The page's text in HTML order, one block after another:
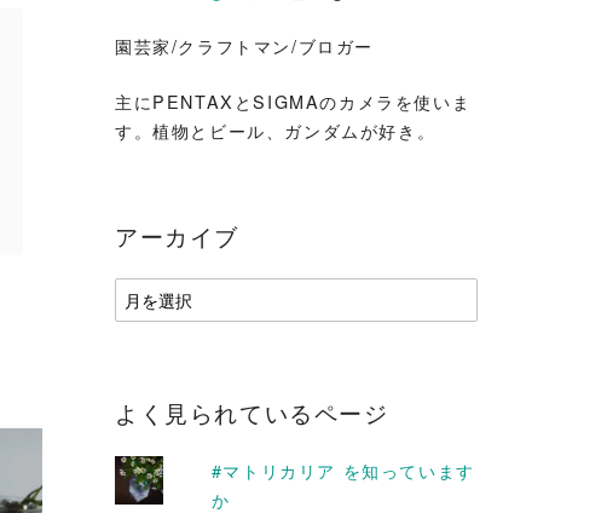
READ MORE
園芸家/クラフトマン/ブロガー
主にPENTAXとSIGMAのカメラを使いま
す。植物とビール、ガンダムが好き。
アーカイブ
ア
ー
ブ
よく見られているページ
#マトリカリア を知っています
か